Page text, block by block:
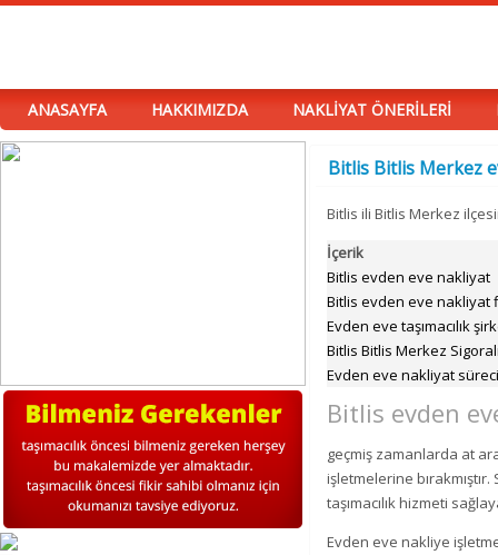
ANASAYFA HAKKIMIZDA NAKLİYAT ÖNERİLERİ
Bitlis Bitlis Merkez
Bitlis ili Bitlis Merkez
İçerik
Bitlis evden eve nakliyat
Bitlis evden eve nakliyat
Evden eve taşımacılık
Bitlis Bitlis Merkez
Evden eve nakliyat
Bitlis evden
geçmiş zamanlarda at
işletmelerine
taşımacılık hizmeti
Evden eve nakliye